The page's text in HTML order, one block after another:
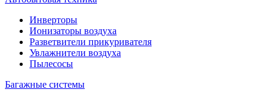
Инверторы
Ионизаторы воздуха
Разветвители прикуривателя
Увлажнители воздуха
Пылесосы
Багажные системы